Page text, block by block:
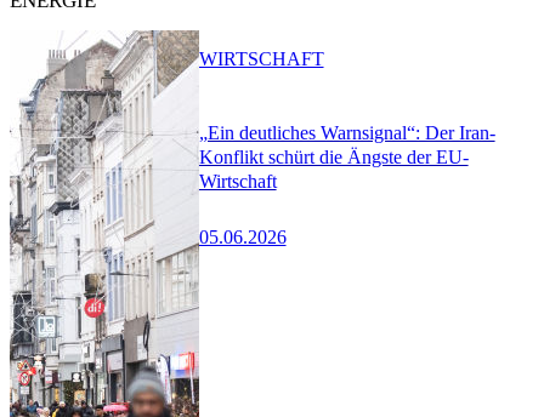
„Ein deutliches Warnsignal“: Der Iran-
Konflikt schürt die Ängste der EU-
Wirtschaft
05.06.2026
WIRTSCHAFT